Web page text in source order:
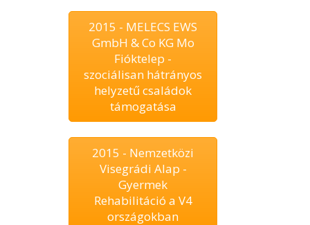
2015 - MELECS EWS
GmbH & Co KG Mo
Fióktelep -
szociálisan hátrányos
helyzetű családok
támogatása
2015 - Nemzetközi
Visegrádi Alap -
Gyermek
Rehabilitáció a V4
országokban